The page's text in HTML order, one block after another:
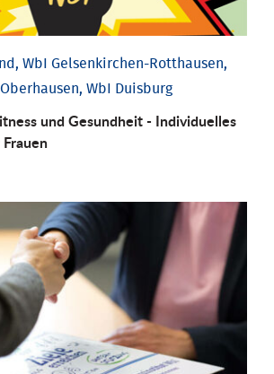
WbI Gelsenkirchen-Rotthausen,
WbI Duisburg
und Gesund­heit - Individu­elles